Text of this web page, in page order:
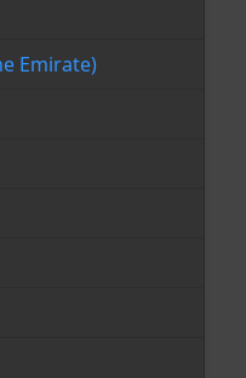
Emirate)